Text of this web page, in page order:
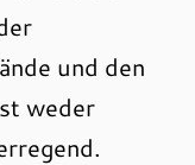
und den
weder